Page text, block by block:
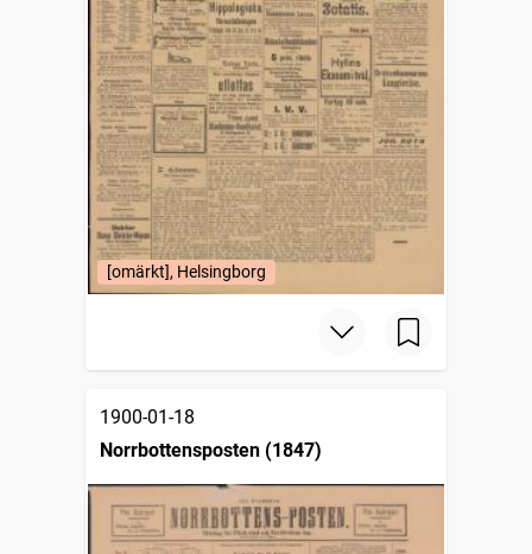
[omärkt], Helsingborg
1900-01-18
Norrbottensposten (1847)